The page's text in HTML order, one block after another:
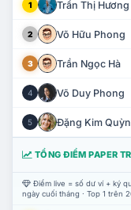
1 Trần Thị Hương
2 Võ Hữu Phong
3 Trần Ngọc Hà
4 Võ Duy Phong
5 Đặng Kim
TỔNG ĐIỂM PAPER
Điểm live = số dư ví + ký
ngày cuối tháng · Top 1 trên